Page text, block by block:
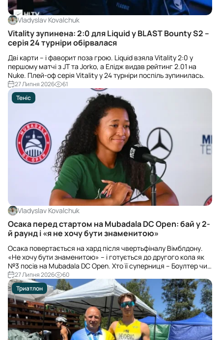
Vladyslav Kovalchuk
Vitality зупинена: 2:0 для Liquid у BLAST Bounty S2 –
серія 24 турніри обірвалася
Дві карти – і фаворит поза грою. Liquid взяла Vitality 2:0 у
першому матчі з JT та Jorko, а Елідж видав рейтинг 2.01 на
Nuke. Плей-оф серія Vitality у 24 турніри поспіль зупинилась.
27 Липня 2026
61
Теніс
Vladyslav Kovalchuk
Осака перед стартом на Mubadala DC Open: бай у 2-
й раунд і «я не хочу бути знаменитою»
Осака повертається на хард після чвертьфіналу Вімблдону.
«Не хочу бути знаменитою» – і готується до другого кола як
№3 посів на Mubadala DC Open. Хто її суперниця – Боултер чи
вайлд-кард Крюгер?
27 Липня 2026
60
Триатлон